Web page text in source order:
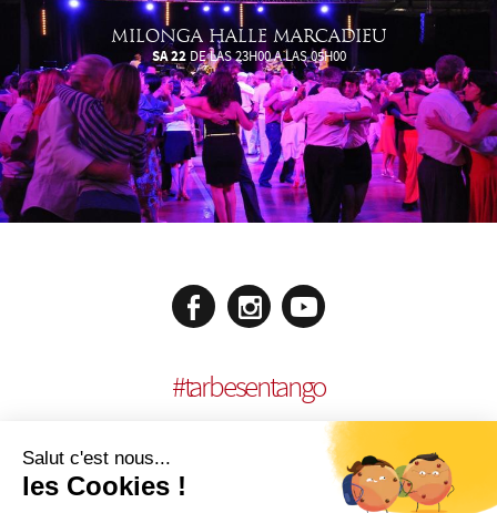
MILONGA HALLE MARCADIEU
SA 22 DE LAS 23H00 A LAS 05H00
#tarbesentango